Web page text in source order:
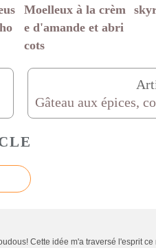
Moelleux à la crèm
e d'amande et abri
cots
Cette idée m'a traversé l'esprit